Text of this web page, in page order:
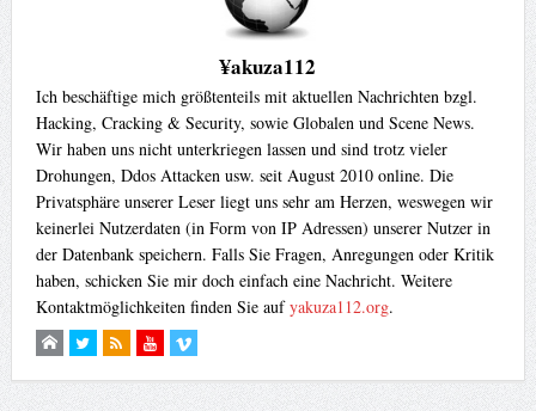
¥akuza112
Ich beschäftige mich größtenteils mit aktuellen Nachrichten bzgl.
Hacking, Cracking & Security, sowie Globalen und Scene News.
Wir haben uns nicht unterkriegen lassen und sind trotz vieler
Drohungen, Ddos Attacken usw. seit August 2010 online. Die
Privatsphäre unserer Leser liegt uns sehr am Herzen, weswegen wir
keinerlei Nutzerdaten (in Form von IP Adressen) unserer Nutzer in
der Datenbank speichern. Falls Sie Fragen, Anregungen oder Kritik
haben, schicken Sie mir doch einfach eine Nachricht. Weitere
Kontaktmöglichkeiten finden Sie aufyakuza112.org.